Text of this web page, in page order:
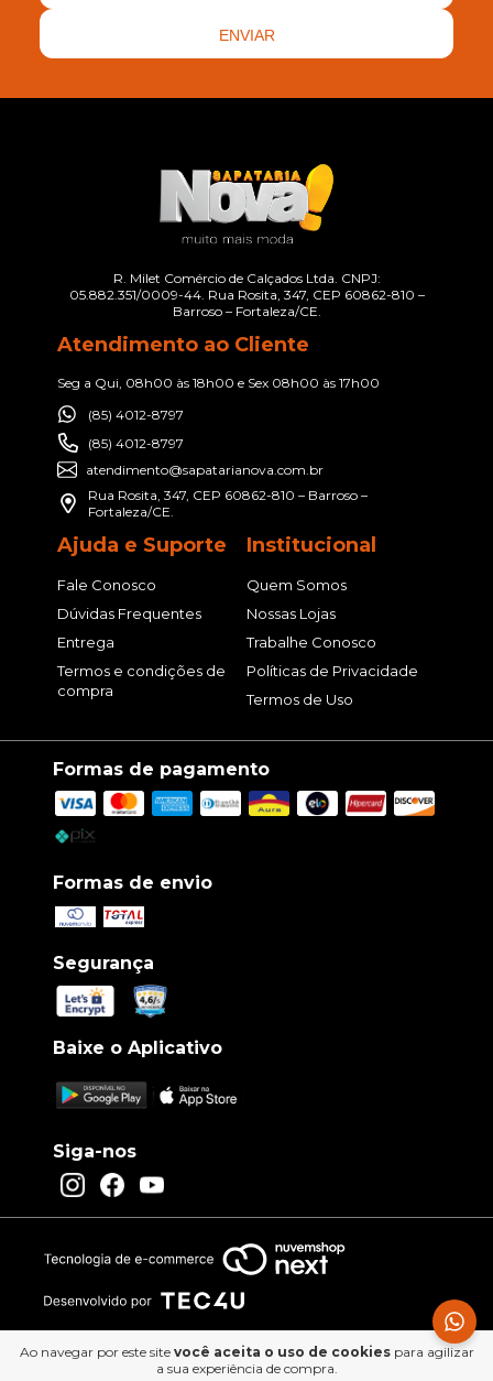
Ao navegar por este site você aceita o uso de cookiespara agilizar
a sua experiência de compra.
ENVIAR
R. Milet Comércio de Calçados Ltda. CNPJ:
05.882.351/0009-44. Rua Rosita, 347, CEP 60862-810 –
Barroso – Fortaleza/CE.
Atendimento ao Cliente
Seg a Qui, 08h00 às 18h00 e Sex 08h00 às 17h00
(85) 4012-8797
(85) 4012-8797
atendimento@sapatarianova.com.br
Rua Rosita, 347, CEP 60862-810 – Barroso –
Fortaleza/CE.
Ajuda e Suporte
Fale Conosco
Dúvidas Frequentes
Entrega
Termos e condições de
compra
Institucional
Quem Somos
Nossas Lojas
Trabalhe Conosco
Políticas de Privacidade
Termos de Uso
Formas de pagamento
Formas de envio
Segurança
Baixe o Aplicativo
Siga-nos